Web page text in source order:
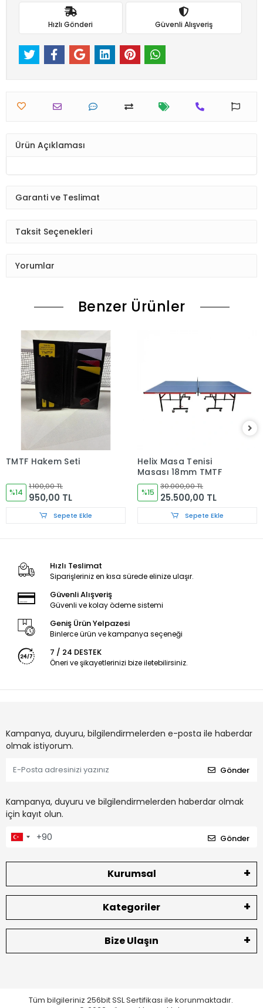
Hızlı Gönderi Güvenli Alışveriş
Ürün Açıklaması
Garanti ve Teslimat
Taksit Seçenekleri
Yorumlar
Benzer Ürünler
TMTF Hakem Seti
%14
1.100,00 TL
950,00 TL
Sepete Ekle
Helix Masa Tenisi
Masası 18mm TMTF
%15
30.000,00 TL
25.500,00 TL
Sepete Ekle
Hızlı Teslimat
Siparişleriniz en kısa sürede elinize ulaşır.
Güvenli Alışveriş
Güvenli ve kolay ödeme sistemi
Geniş Ürün Yelpazesi
Binlerce ürün ve kampanya seçeneği
7 / 24 DESTEK
Öneri ve şikayetlerinizi bize iletebilirsiniz.
Kampanya, duyuru, bilgilendirmelerden e-posta ile haberdar
olmak istiyorum.
Gönder
Kampanya, duyuru ve bilgilendirmelerden haberdar olmak
için kayıt olun.
Gönder
Kurumsal
Kategoriler
Bize Ulaşın
Tüm bilgileriniz 256bit SSL Sertifikası ile korunmaktadır.